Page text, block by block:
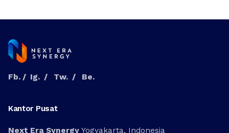
Fb. / Ig. / Tw. / Be.
Kantor Pusat
Next Era Synergy Yogyakarta, Indonesia